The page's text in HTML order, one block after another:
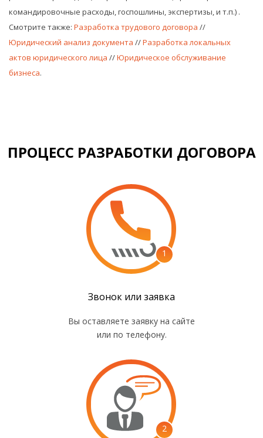
командировочные расходы, госпошлины, экспертизы, и т.п.) .
Смотрите также: Разработка трудового договора //
Юридический анализ документа //Разработка локальных
актов юридического лица //Юридическое обслуживание
бизнеса.
ПРОЦЕСС РАЗРАБОТКИ ДОГОВОРА
1
Звонок или заявка
Вы оставляете заявку на сайте
или по телефону.
2